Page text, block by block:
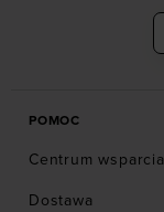
POMOC
Centrum wsparcia
Dostawa